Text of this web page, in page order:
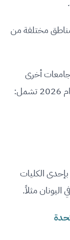
مختلفة من
جامعات أخرى
الكليات
اليونان مثلاً.